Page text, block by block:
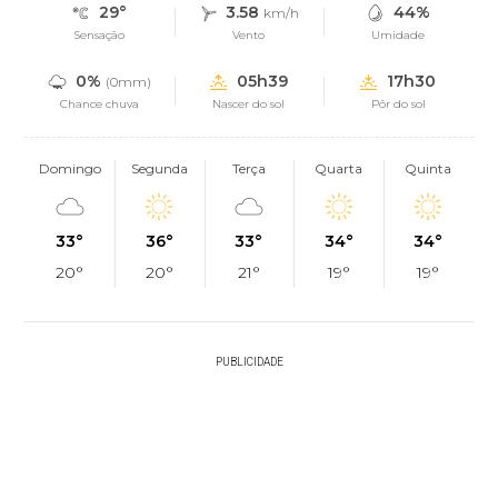
29°
Sensação
3.58 km/h
Vento
44%
Umidade
0% (0mm)
Chance chuva
05h39
Nascer do sol
17h30
Pôr do sol
Domingo
33°
20°
Segunda
36°
20°
Terça
33°
21°
Quarta
34°
19°
Quinta
34°
19°
PUBLICIDADE